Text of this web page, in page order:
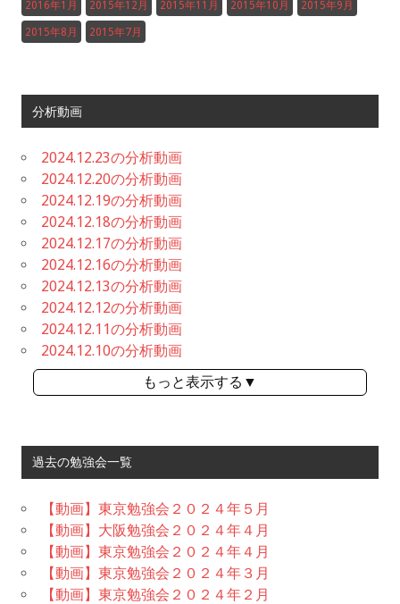
2016年1月 2015年12月 2015年11月 2015年10月 2015年9月
2015年8月 2015年7月
分析動画
2024.12.23の分析動画
2024.12.20の分析動画
2024.12.19の分析動画
2024.12.18の分析動画
2024.12.17の分析動画
2024.12.16の分析動画
2024.12.13の分析動画
2024.12.12の分析動画
2024.12.11の分析動画
2024.12.10の分析動画
もっと表示する▼
過去の勉強会一覧
【動画】東京勉強会２０２４年５月
【動画】大阪勉強会２０２４年４月
【動画】東京勉強会２０２４年４月
【動画】東京勉強会２０２４年３月
【動画】東京勉強会２０２４年２月